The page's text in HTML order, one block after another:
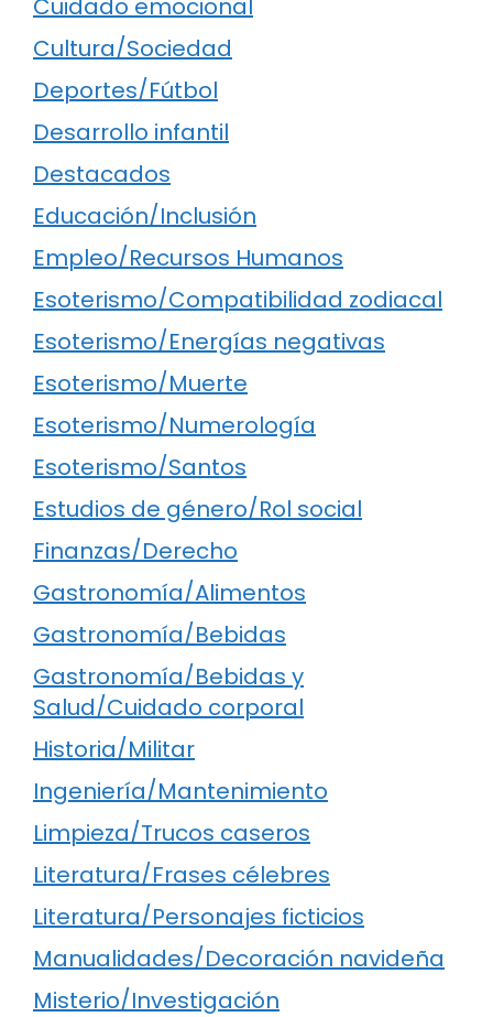
Cuidado emocional
Cultura/Sociedad
Deportes/Fútbol
Desarrollo infantil
Destacados
Educación/Inclusión
Empleo/Recursos Humanos
Esoterismo/Compatibilidad zodiacal
Esoterismo/Energías negativas
Esoterismo/Muerte
Esoterismo/Numerología
Esoterismo/Santos
Estudios de género/Rol social
Finanzas/Derecho
Gastronomía/Alimentos
Gastronomía/Bebidas
Gastronomía/Bebidas y
Salud/Cuidado corporal
Historia/Militar
Ingeniería/Mantenimiento
Limpieza/Trucos caseros
Literatura/Frases célebres
Literatura/Personajes ficticios
Manualidades/Decoración navideña
Misterio/Investigación